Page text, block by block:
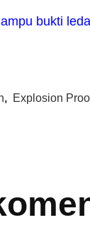
bukti
, Explosion